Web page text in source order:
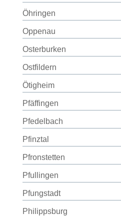
Öhringen
Oppenau
Osterburken
Ostfildern
Ötigheim
Pfäffingen
Pfedelbach
Pfinztal
Pfronstetten
Pfullingen
Pfungstadt
Philippsburg